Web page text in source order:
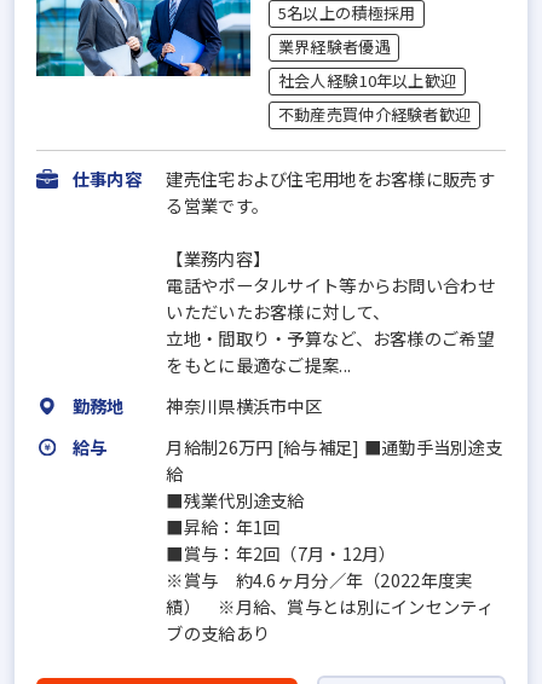
5名以上の積極採用
業界経験者優遇
社会人経験10年以上歓迎
不動産売買仲介経験者歓迎
仕事内容
建売住宅および住宅用地をお客様に販売す
る営業です。
【業務内容】
電話やポータルサイト等からお問い合わせ
いただいたお客様に対して、
立地・間取り・予算など、お客様のご希望
をもとに最適なご提案...
勤務地
神奈川県横浜市中区
給与
月給制26万円 [給与補足] ■通勤手当別途支
給
■残業代別途支給
■昇給：年1回
■賞与：年2回（7月・12月）
※賞与 約4.6ヶ月分／年（2022年度実
績） ※月給、賞与とは別にインセンティ
ブの支給あり